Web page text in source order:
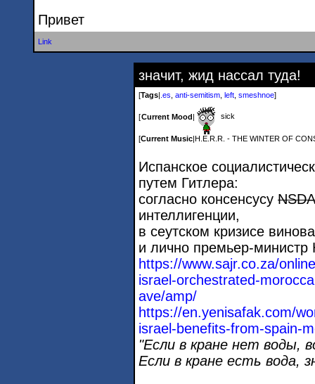
Привет
Link
значит, жид нассал туда!
[Tags| .es anti-semitism left smeshnoe]
[Current Mood| sick
[Current Music|H.E.R.R. - THE WINTER OF
Испанское
путем Гитлера:
согласно консенсусу
интеллигенции,
в сеутском кризисе
и лично премьер-министр
https://www.sajr.co.za/
israel-orchestrated-
ave/amp/
https://en.yenisafak.com/
israel-benefits-from-spain-
"Если в кране нет воды,
Если в кране есть вода,